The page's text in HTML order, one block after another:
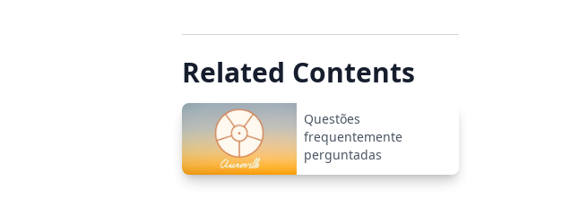
Related Contents
Questões
frequentemente
perguntadas